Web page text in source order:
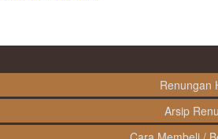
Renungan
Arsip